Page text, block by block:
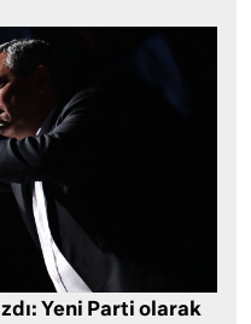
Yeni Parti olarak